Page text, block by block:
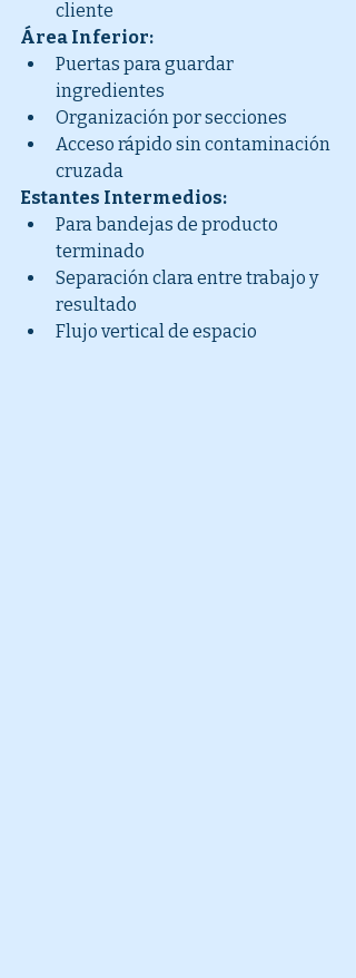
cliente
Área Inferior:
Puertas para guardar
ingredientes
Organización por secciones
Acceso rápido sin contaminación
cruzada
Estantes Intermedios:
Para bandejas de producto
terminado
Separación clara entre trabajo y
resultado
Flujo vertical de espacio